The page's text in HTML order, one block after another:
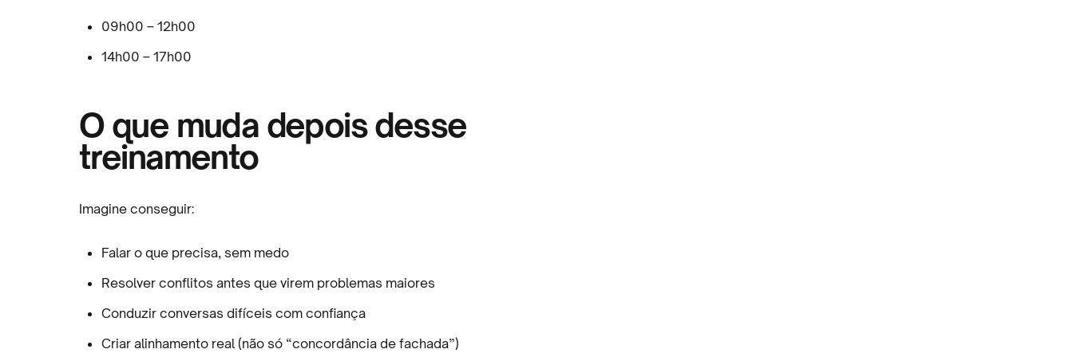
09h00 – 12h00
14h00 – 17h00
O que muda depois desse
treinamento
Imagine conseguir:
Falar o que precisa, sem medo
Resolver conflitos antes que virem problemas maiores
Conduzir conversas difíceis com confiança
Criar alinhamento real (não só “concordância de fachada”)